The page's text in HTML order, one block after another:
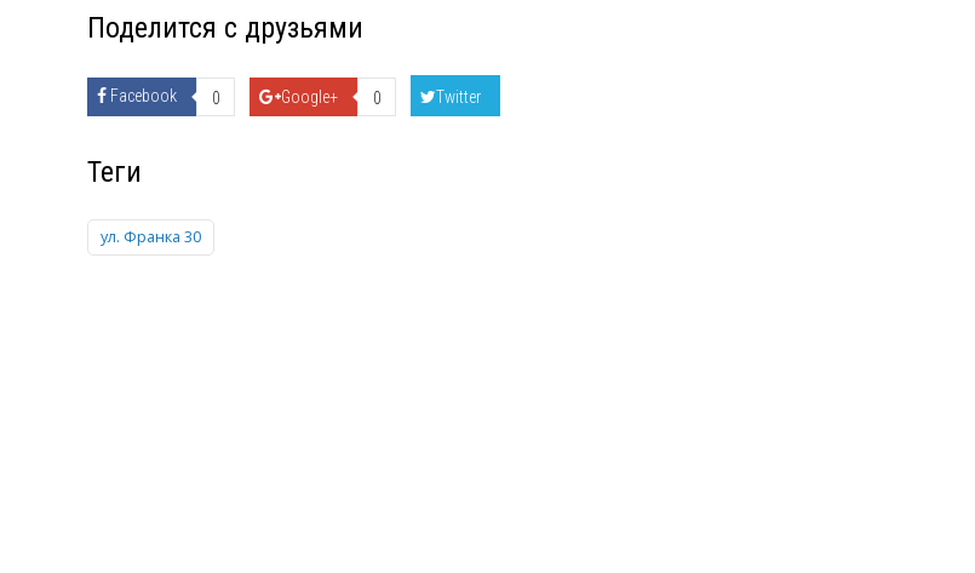
Поделится с друзьями
Facebook 0 Google+ 0 Twitter
Теги
ул. Франка 30